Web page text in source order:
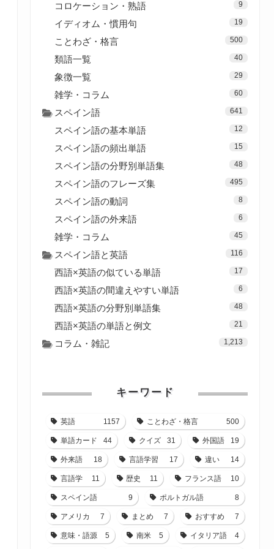
コロケーション・熟語 9
イディオム・慣用句 19
ことわざ・格言 500
類語一覧 40
象徴一覧 29
雑学・コラム 60
スペイン語 641
スペイン語の基本単語 12
スペイン語の頻出単語 15
スペイン語の分野別単語集 48
スペイン語のフレーズ集 495
スペイン語の動詞 8
スペイン語の外来語 6
雑学・コラム 45
スペイン語と英語 116
西語×英語の似ている単語 17
西語×英語の間違えやすい単語 6
西語×英語の分野別単語集 48
西語×英語の単語と例文 21
コラム・雑記 1,213
キーワード
英語 1157 ことわざ・格言 500
単語カード 44 クイズ 31 外国語 19
外来語 18 言語学習 17 違い 14
言語学 11 歴史 11 フランス語 10
スペイン語 9 ポルトガル語 8
アメリカ 7 まとめ 7 おすすめ 7
意味・語源 5 南米 5 イタリア語 4